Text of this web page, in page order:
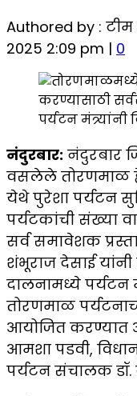
Authored by : टीम
2025 2:09 pm | 0
नंदुरबार: नंदुरबार
वसलेले तोरणमाळ
येथे पुरेशा पर्यटन
पर्यटकांची संख्या
सर्व समावेशक
शंभूराज देसाई यांनी
दालनामध्ये पर्यटन
तोरणमाळ
आयोजित करण्यात
आमशा पडवी,
पर्यटन संचालक डॉ.